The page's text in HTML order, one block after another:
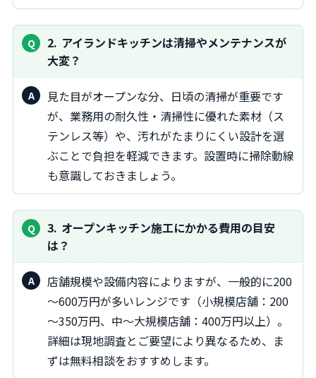
2 アイランドキッチンは清掃やメンテナンスが
大変？
見た目がオープンな分、日頃の清掃が重要です
が、業務用の耐久性・清掃性に優れた素材（ス
テンレス等）や、汚れがたまりにくい設計を選
ぶことで負担を軽減できます。設置時に掃除動線
も意識しておきましょう。
3 オープンキッチン施工にかかる費用の目安
は？
店舗規模や設備内容によりますが、一般的に200
～600万円が多いレンジです（小規模店舗：200
～350万円、中～大規模店舗：400万円以上）。
詳細は現地調査とご要望により異なるため、ま
ずは無料相談をおすすめします。